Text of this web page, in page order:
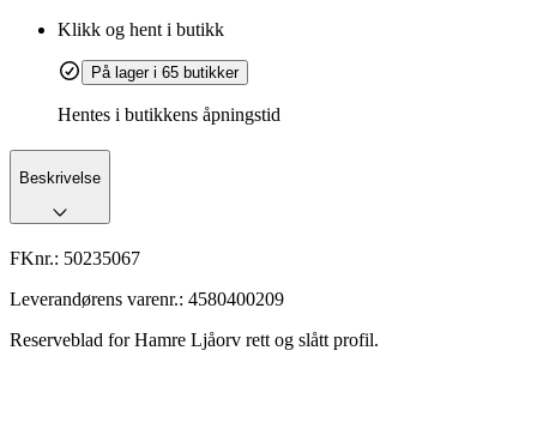
Klikk og hent i butikk
På lager i 65 butikker
Hentes i butikkens åpningstid
Beskrivelse
FKnr.: 50235067
Leverandørens varenr.: 4580400209
Reserveblad for Hamre Ljåorv rett og slått profil.